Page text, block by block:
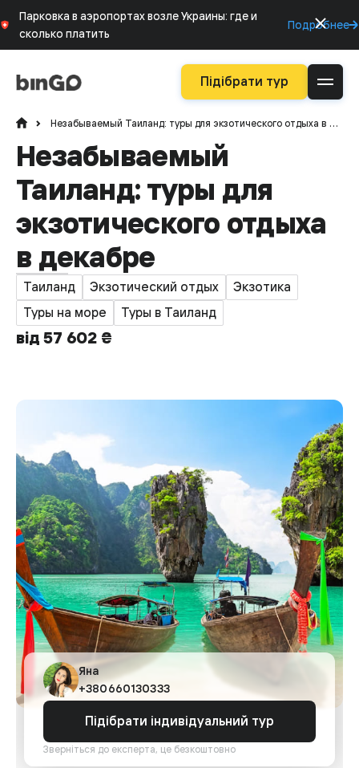
Парковка в аэропортах возле Украины: где и
сколько платить
Подробнее
Підібрати тур
Незабываемый Таиланд: туры для экзотического отдыха в декабре
Незабываемый
Таиланд: туры для
экзотического отдыха
в декабре
Таиланд Экзотический отдых
Экзотика
Туры на море
Туры в Таиланд
від 57 602 ₴
Яна
+380660130333
Підібрати індивідуальний тур
Зверніться до експерта, це безкоштовно